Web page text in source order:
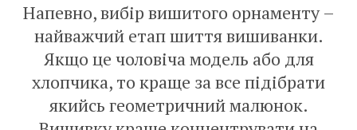
Напевно, вибір вишитого орнаменту –
найважчий етап шиття вишиванки.
Якщо це чоловіча модель або для
хлопчика, то краще за все підібрати
якийсь геометричний малюнок.